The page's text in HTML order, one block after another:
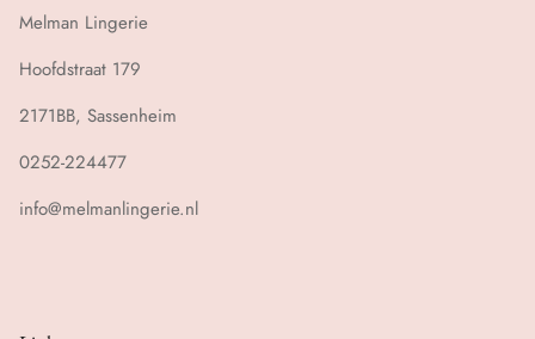
Melman Lingerie
Hoofdstraat 179
2171BB, Sassenheim
0252-224477
info@melmanlingerie.nl